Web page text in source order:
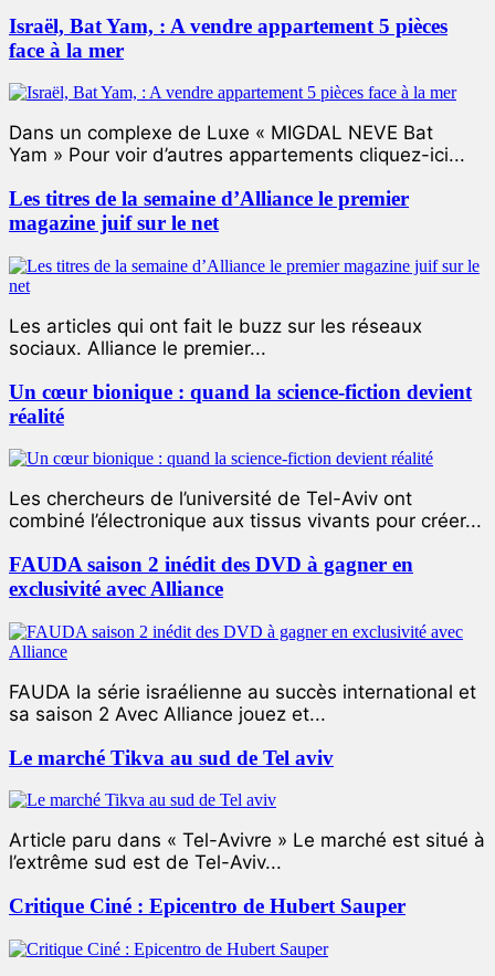
Israël, Bat Yam, : A vendre appartement 5 pièces
face à la mer
Dans un complexe de Luxe « MIGDAL NEVE Bat
Yam » Pour voir d’autres appartements cliquez-ici...
Les titres de la semaine d’Alliance le premier
magazine juif sur le net
Les articles qui ont fait le buzz sur les réseaux
sociaux. Alliance le premier...
Un cœur bionique : quand la science-fiction devient
réalité
Les chercheurs de l’université de Tel-Aviv ont
combiné l’électronique aux tissus vivants pour créer...
FAUDA saison 2 inédit des DVD à gagner en
exclusivité avec Alliance
FAUDA la série israélienne au succès international et
sa saison 2 Avec Alliance jouez et...
Le marché Tikva au sud de Tel aviv
Article paru dans « Tel-Avivre » Le marché est situé à
l’extrême sud est de Tel-Aviv...
Critique Ciné : Epicentro de Hubert Sauper